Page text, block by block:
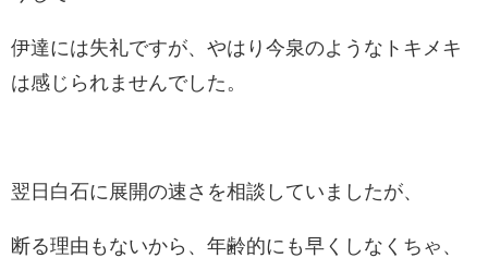
伊達には失礼ですが、やはり今泉のようなトキメキ
は感じられませんでした。
翌日白石に展開の速さを相談していましたが、
断る理由もないから、年齢的にも早くしなくちゃ、